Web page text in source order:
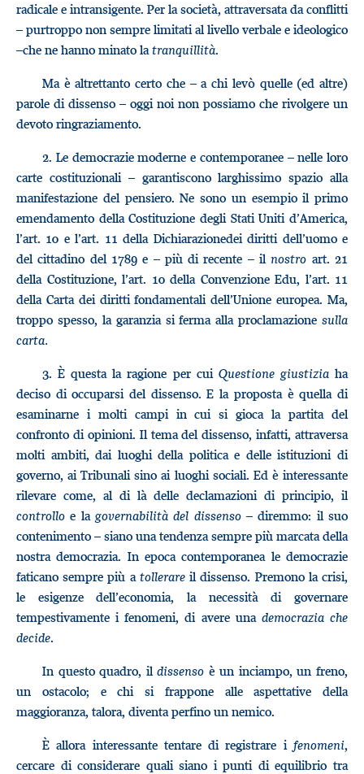
radicale e intransigente. Per la società, attraversata da conflitti
– purtroppo non sempre limitati al livello verbale e ideologico
–che ne hanno minato latranquillità.
Ma è altrettanto certo che – a chi levò quelle (ed altre)
parole di dissenso – oggi noi non possiamo che rivolgere un
devoto ringraziamento.
2. Le democrazie moderne e contemporanee – nelle loro
carte costituzionali – garantiscono larghissimo spazio alla
manifestazione del pensiero. Ne sono un esempio il primo
emendamento della Costituzione degli Stati Uniti d’America,
l’art. 10 e l’art. 11 della Dichiarazionedei diritti dell’uomo e
del cittadino del 1789 e – più di recente – ilnostro art. 21
della Costituzione, l’art. 10 della Convenzione Edu, l’art. 11
della Carta dei diritti fondamentali dell’Unione europea. Ma,
troppo spesso, la garanzia si ferma alla proclamazione sulla
carta.
3. È questa la ragione per cui Questione giustiziaha
deciso di occuparsi del dissenso. E la proposta è quella di
esaminarne i molti campi in cui si gioca la partita del
confronto di opinioni. Il tema del dissenso, infatti, attraversa
molti ambiti, dai luoghi della politica e delle istituzioni di
governo, ai Tribunali sino ai luoghi sociali. Ed è interessante
rilevare come, al di là delle declamazioni di principio, il
controllo e la governabilità del dissenso – diremmo: il suo
contenimento – siano una tendenza sempre più marcata della
nostra democrazia. In epoca contemporanea le democrazie
faticano sempre più a tollerareil dissenso. Premono la crisi,
le esigenze dell’economia, la necessità di governare
tempestivamente i fenomeni, di avere una democrazia che
decide.
In questo quadro, ildissenso è un inciampo, un freno,
un ostacolo; e chi si frappone alle aspettative della
maggioranza, talora, diventa perfino un nemico.
È allora interessante tentare di registrare i fenomeni,
cercare di considerare quali siano i punti di equilibrio tra